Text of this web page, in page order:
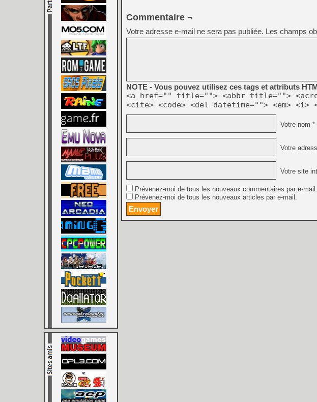
Commentaire ¬
Votre adresse e-mail ne sera pas publiée. Les champs
NOTE - Vous pouvez utilisez ces tags et attributs
<a href="" title=""> <abbr title="">
<cite> <code> <del datetime=""> <em>
Votre nom *
Votre
Votre site
Prévenez-moi de tous les nouveaux commentaires par e-mail.
Prévenez-moi de tous les nouveaux articles par e-mail.